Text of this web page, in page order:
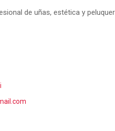
de uñas, estética y